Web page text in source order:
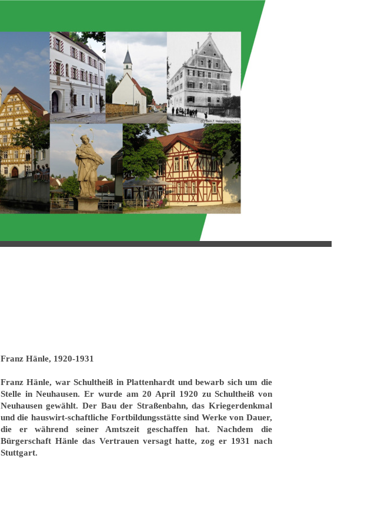
Franz Hänle, 1920-1931
Franz Hänle, war Schultheiß in Plattenhardt und bewarb sich um die
Stelle in Neuhausen. Er wurde am 20 April 1920 zu Schultheiß von
Neuhausen gewählt. Der Bau der Straßenbahn, das Kriegerdenkmal
und die hauswirt-schaftliche Fortbildungsstätte sind Werke von Dauer,
die er während seiner Amtszeit geschaffen hat. Nachdem die
Bürgerschaft Hänle das Vertrauen versagt hatte, zog er 1931 nach
Stuttgart.